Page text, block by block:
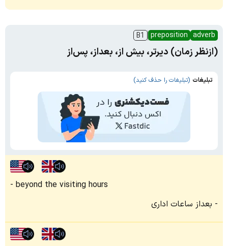
adverb
preposition
B1
(ازنظر زمان) دیرتر، بیش از، بعداز، پس‌از
تبلیغات (تبلیغات را حذف کنید)
beyond the visiting hours
بعداز ساعات اداری